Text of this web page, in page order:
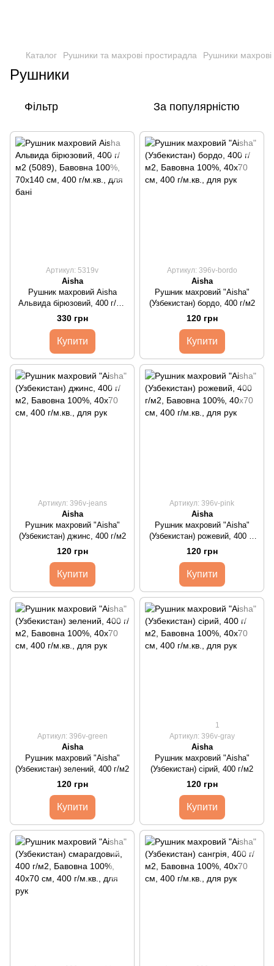
Каталог Рушники та махрові простирадла Рушники махрові
Рушники
Фільтр За популярністю
Артикул: 5319v
Aisha
Рушник махровий Aisha
Альвида бірюзовий, 400 г/м2
(5089)
330 грн
Купити
Артикул: 396v-bordo
Aisha
Рушник махровий "Aisha"
(Узбекистан) бордо, 400 г/м2
120 грн
Купити
Артикул: 396v-jeans
Aisha
Рушник махровий "Aisha"
(Узбекистан) джинс, 400 г/м2
120 грн
Купити
Артикул: 396v-pink
Aisha
Рушник махровий "Aisha"
(Узбекистан) рожевий, 400 г/
м2
120 грн
Купити
Артикул: 396v-green
Aisha
Рушник махровий "Aisha"
(Узбекистан) зелений, 400 г/м2
120 грн
Купити
1
Артикул: 396v-gray
Aisha
Рушник махровий "Aisha"
(Узбекистан) сірий, 400 г/м2
120 грн
Купити